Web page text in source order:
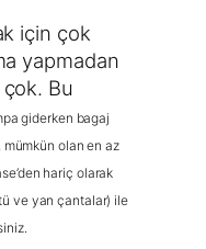
için çok
yapmadan
Bu
giderken bagaj
mümkün olan en az
hariç olarak
ve yan çantalar) ile